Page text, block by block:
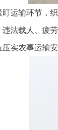
盯运输环节，
违法载人、疲
实农事运输安